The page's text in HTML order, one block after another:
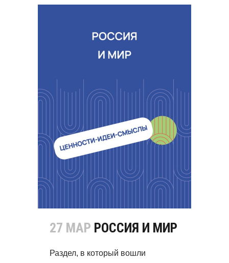
27 МАР РОССИЯ И МИР
Раздел, в который вошли